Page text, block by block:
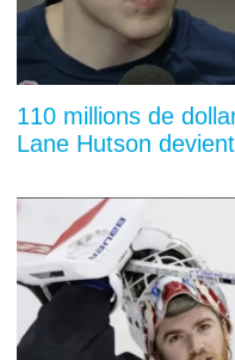
110 millions de
Lane Hutson